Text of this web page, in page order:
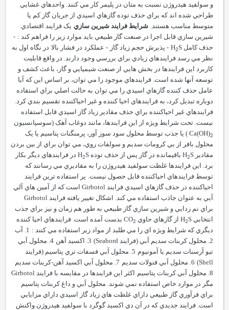
و سولفيد هيدروژن نسبت به متان در پليمر کار مي کنند. واحدهاي غشايي
طراحي شده اند که براي حذف توده گازهاي اسيدي از جريان گاز کم يا
متوسط مناسب هستند. شرايط فرايند شيرين سازي يک فرايند اقتصادي
شيرين سازي قابل اجرا در صنعت گاز طبيعي بايد موارد زير را فراهم کند : -
حذف کامل
H 2S
-پذيرش حجم زياد گاز - عملکرد در فشار بالا
در نگاه اول به
نظر مي رسد فرايندهاي زيادي براي بررسي وجود دارند. در واقع قابليت
کاربرد اين فرايندها در بخش هايي از صنعت شيميايي و گاز، باعث کشف و
توسعه آنها شده است. فرايندهاي موجود را مي توان، بر اساس اين که آيا
عامل حذف کننده گازهاي اسيدي را مي توان به حالت اصلي براي استفاده
دوباره تبديل کرد، به فرايندهاي احيا کننده و غير احياکننده تقسيم بندي کرد.
فرايندهاي غير احياکننده براي حذف مقادير زياد گاز اسيدي قابل استفاده
نيست. تحت شرايط ويژه از اين فرايندها، مانند دوغاب آهک (سوسپانسيون
Ca(OH)
) يا جذب توسط محلول سود سوز آور، پرمنگنات پتاسيم يا يک
محلول بافر از بي کرومات سديم و سولفات روي، مي توان براي از بين بردن
مقادير
H2S باقيمانده در گاز پس از حذف توده H 2S
در فرايندهاي ديگر بکار
برد. اين فرايندها غلظت سولفيد هيدروژن را به مقاديري مي رسانند که
توسط فرايندهاي احياکننده قابل حصول نيست. پر استفاده ترين فرايند
احياکننده در حذف گازهاي اسيدي فرايندGirbotol است که از آمين هاي آلي
آبي به عنوان جاذب استفاده مي کند. اشکال تغيير يافته فرايندGirbotol
براي نم زدايي و شيرين سازي گاز طبيعي به طور هم زمان و نيز براي جذب
انتخابي
H 2S از گازهاي حاوي CO2
بدست آمده است. فرايندهاي احيا کننده
ديگري که شرايط ويژه اي را مي طلبد از مواد زير استفاده مي کنند : 1.
آب
محلول کربنات سديم آبي (فرايندSeabord
)
3. اکسيد آهن 4. محلول آبي
تيو آرسنات سديم يا آمونيوم 5. محلول آبي فسفات تري پتاسيم (فرايند
Shell
)
6. محلول آبي فنولات سديم 7. محلول آبي اکسيد آهن-کربنات سديم
محلول آبي کربنات پتاسيم اکثر اين فرايندها در مقايسه با فرايندGirbotol
مگر در موارد خاص استفاده نمي شوند. محلول آبي و داغ کربنات پتاسيم
براي فرآوري گاز طبيعي داراي غلظت هاي زياد گاز اسيدي داراي مزايايي
است. فرايند جديدي که در آن دي اکسيد گوگرد با سولفيد هيدروژن واکنش